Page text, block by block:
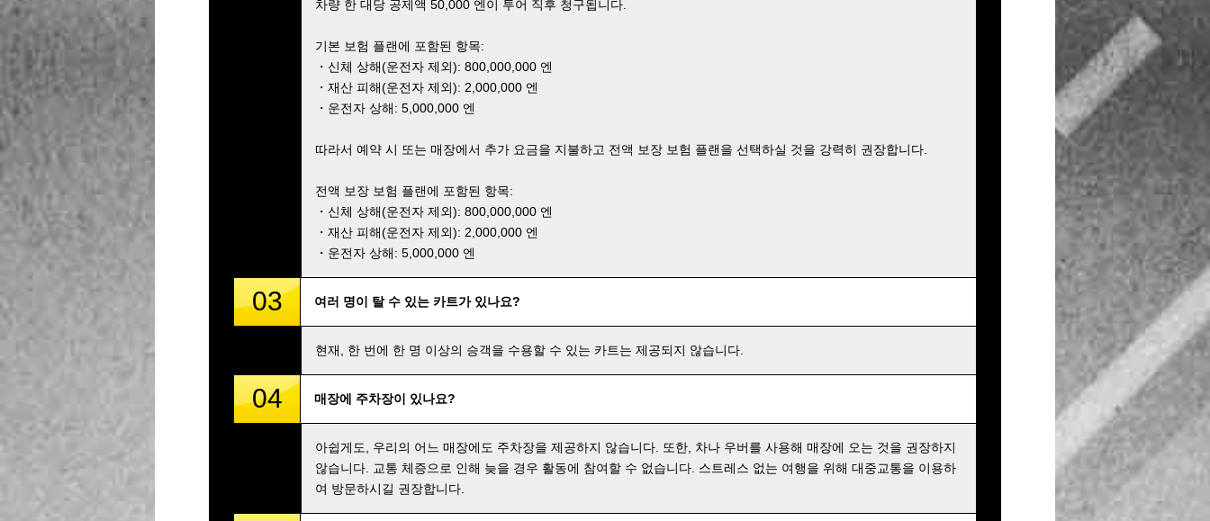
차량 한 대당 공제액 50,000 엔이 투어 직후 청구됩니다.
기본 보험 플랜에 포함된 항목:
・신체 상해(운전자 제외): 800,000,000 엔
・재산 피해(운전자 제외): 2,000,000 엔
・운전자 상해: 5,000,000 엔
따라서 예약 시 또는 매장에서 추가 요금을 지불하고 전액 보장 보험 플랜을 선택하실 것을 강력히 권장합니다.
전액 보장 보험 플랜에 포함된 항목:
・신체 상해(운전자 제외): 800,000,000 엔
・재산 피해(운전자 제외): 2,000,000 엔
・운전자 상해: 5,000,000 엔
03 여러 명이 탈 수 있는 카트가 있나요?
현재, 한 번에 한 명 이상의 승객을 수용할 수 있는 카트는 제공되지 않습니다.
04 매장에 주차장이 있나요?
아쉽게도, 우리의 어느 매장에도 주차장을 제공하지 않습니다. 또한, 차나 우버를 사용해 매장에 오는 것을 권장하지
않습니다. 교통 체증으로 인해 늦을 경우 활동에 참여할 수 없습니다. 스트레스 없는 여행을 위해 대중교통을 이용하
여 방문하시길 권장합니다.